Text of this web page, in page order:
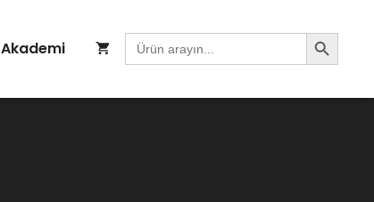
Akademi Search
for:
Search Button